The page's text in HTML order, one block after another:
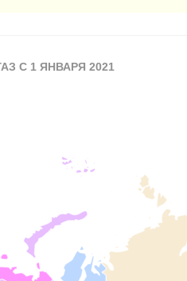
С 1 ЯНВАРЯ 2021